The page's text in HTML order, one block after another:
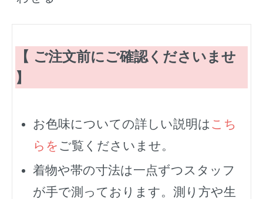
【 ご注文前にご確認くださいませ
】
お色味についての詳しい説明は こち
らを ご覧くださいませ。
着物や帯の寸法は一点ずつスタッフ
が手で測っております。測り方や生